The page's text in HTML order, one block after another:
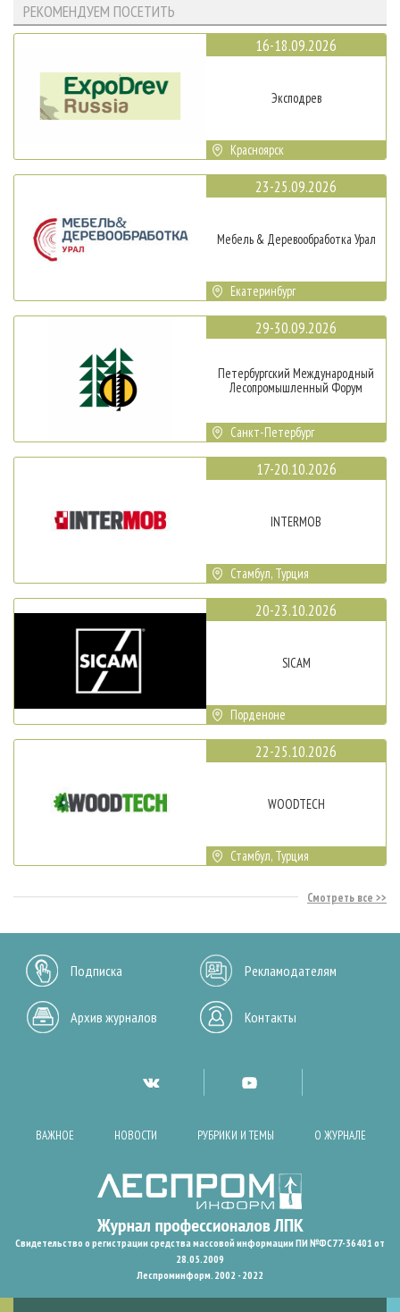
РЕКОМЕНДУЕМ ПОСЕТИТЬ
16-18.09.2026
Эксподрев
Красноярск
23-25.09.2026
Мебель & Деревообработка Урал
Екатеринбург
29-30.09.2026
Петербургский Международный
Лесопромышленный Форум
Санкт-Петербург
17-20.10.2026
INTERMOB
Стамбул, Турция
20-23.10.2026
SICAM
Порденоне
22-25.10.2026
WOODTECH
Стамбул, Турция
Смотреть все
Подписка Рекламодателям
Архив журналов Контакты
ВАЖНОЕ НОВОСТИ РУБРИКИ И ТЕМЫ О ЖУРНАЛЕ
Свидетельство о регистрации средства массовой информации ПИ №ФС77-36401 от
28.05.2009
Леспроминформ. 2002 - 2022